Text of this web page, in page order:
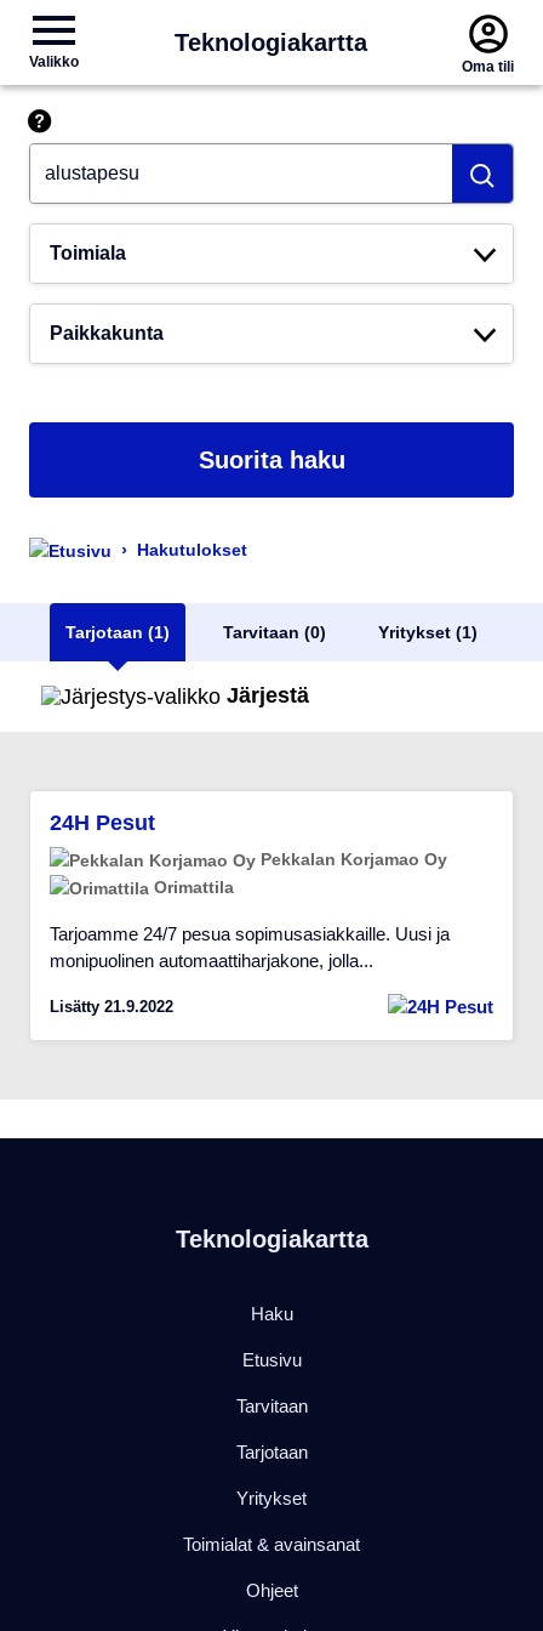
Valikko
Teknologiakartta
Oma tili
Suorita haku
› Hakutulokset
Tarjotaan (1) Tarvitaan (0) Yritykset (1)
Järjestä
24H Pesut
Pekkalan Korjamao Oy
Orimattila
Tarjoamme 24/7 pesua sopimusasiakkaille. Uusi ja
monipuolinen automaattiharjakone, jolla...
Lisätty 21.9.2022
Teknologiakartta
Haku
Etusivu
Tarvitaan
Tarjotaan
Yritykset
Toimialat & avainsanat
Ohjeet